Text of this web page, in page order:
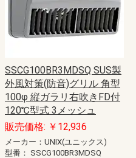
SSCG100BR3MDSQ SUS製
外風対策(防音)グリル 角型
100φ 縦ガラリ右吹きFD付
120℃型式 3メッシュ
販売価格: ￥12,936
メーカー：UNIX(ユニックス)
型番： SSCG100BR3MDSQ